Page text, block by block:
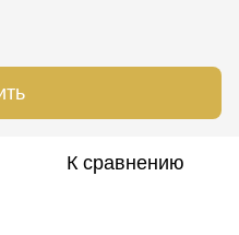
К сравнению